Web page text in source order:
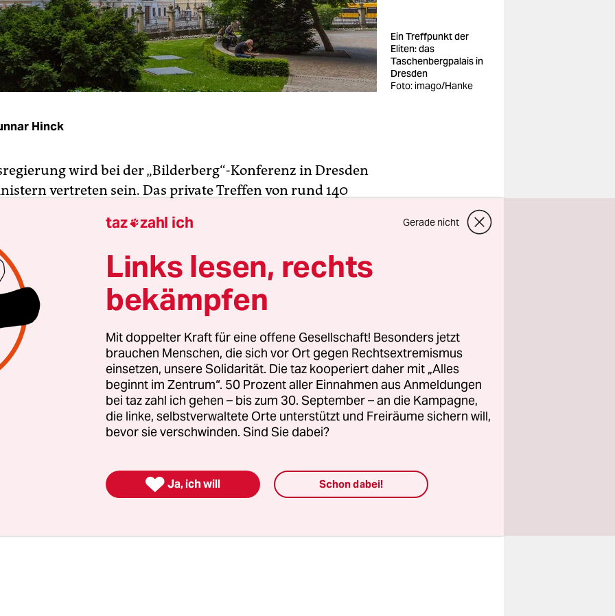
Ein Treffpunkt der
Eliten: das
Taschenbergpalais in
Dresden
Foto: imago/Hanke
Hinck
wird bei der „Bilderberg“-Konferenz in Dresden
vertreten sein. Das private Treffen von rund 140
und Nordamerika wird Ende nächster Woche in der
Landeshauptstadt stattfinden – und damit erstmals auf
des ehemaligen Eisernen Vorhangs.
nach taz-Informationen Bundesfinanzminister
und Innenminister Thomas de Maizière (beide
Rheinische Post
hatte bereits die Teilnahme von
Ursula von der Leyen (CDU) gemeldet.
Angela Merkel, ihr Kanzleramtsminister Peter
die SPD-Minister Sigmar Gabriel und Frank-Walter
haben die Einladungen nicht angenommen und werden
an der Konferenz teilnehmen.
taz zahl ich Gerade nicht
Links lesen, rechts
bekämpfen
Mit doppelter Kraft für eine offene Gesellschaft! Besonders jetzt
brauchen Menschen, die sich vor Ort gegen Rechtsextremismus
einsetzen, unsere Solidarität. Die taz kooperiert daher mit „Alles
beginnt im Zentrum“. 50 Prozent aller Einnahmen aus Anmeldungen
bei taz zahl ich gehen – bis zum 30. September – an die Kampagne,
die linke, selbstverwaltete Orte unterstützt und Freiräume sichern will,
bevor sie verschwinden. Sind Sie dabei?
 Ja, ich will Schon dabei!